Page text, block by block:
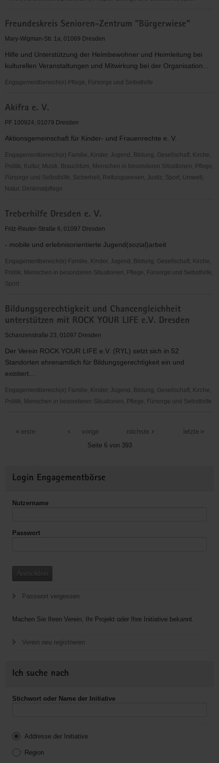
Senioren-
Zentrum
Freundeskreis Senioren-Zentrum "Bürgerwiese"
Mary-Wigman-Str. 1a, 01069 Dresden
Hilfe und Unterstützung der Heimbewohner und Heimleitung bei
kulturellen Veranstaltungen und Mitwirkung bei der Organisation...
Engagementbereich(e) Pflege, Fürsorge und Selbsthilfe
Senioren-
Zentrum
Akifra e. V.
PF 100924, 01079 Dresden
Aktionsgemeinschaft für Kinder- und Frauenrechte e. V.
Engagementbereich(e) Familie, Kinder, Jugend, Bildung, Gesellschaft, Kirche,
Politik, Kultur, Musik, Brauchtum, Menschen in besonderen Situationen, Pflege,
Fürsorge und Selbsthilfe, Sicherheit, Rettungswesen, Justiz, Sport, Umwelt,
Natur, Denkmalpflege
e.
V.
Treberhilfe Dresden e. V.
Fritz-Reuter-Straße 6, 01097 Dresden
- mobile und erlebnisorientierte Jugend(sozial)arbeit
Engagementbereich(e) Familie, Kinder, Jugend, Bildung, Gesellschaft, Kirche,
Politik, Menschen in besonderen Situationen, Pflege, Fürsorge und Selbsthilfe,
Sport
Dresden
e.
V.
Bildungsgerechtigkeit und Chancengleichheit
unterstützen mit ROCK YOUR LIFE e.V. Dresden
Schanzenstraße 23, 01097 Dresden
Der Verein ROCK YOUR LIFE e.V. (RYL) setzt sich in 52
Standorten ehrenamtlich für Bildungsgerechtigkeit ein und
existiert...
Engagementbereich(e) Familie, Kinder, Jugend, Bildung, Gesellschaft, Kirche,
Politik, Menschen in besonderen Situationen, Pflege, Fürsorge und Selbsthilfe
ROCK
YOUR
e.V.
erste
vorige
Seite 6 von 393
nächste letzte
Informationen
Login Engagementbörse
Nutzername
Passwort
Anmelden
Passwort vergessen
Machen Sie Ihren Verein, Ihr Projekt oder Ihre Initiative bekannt.
Verein neu registrieren
Ich suche nach
Stichwort oder Name der Initiative
Addresse der Initiative
Region